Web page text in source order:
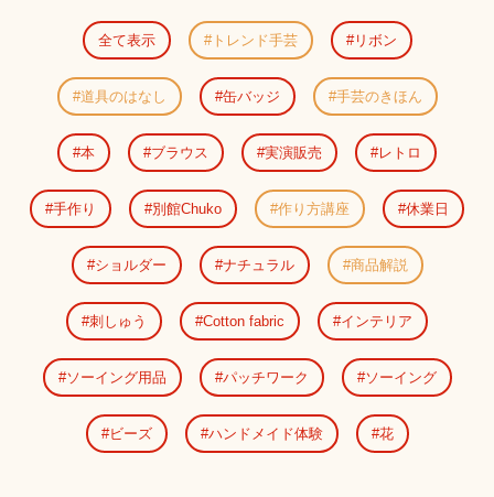
全て表示 トレンド手芸 リボン
道具のはなし 缶バッジ 手芸のきほん
本 ブラウス 実演販売 レトロ
手作り 別館Chuko 作り方講座 休業日
ショルダー ナチュラル 商品解説
刺しゅう Cotton fabric インテリア
ソーイング用品 パッチワーク ソーイング
ビーズ ハンドメイド体験 花